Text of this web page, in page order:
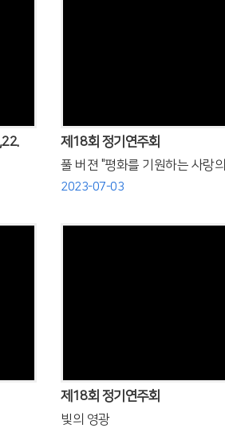
제18회 정기연주회
2023-07-03
제18회 정기연주회
빛의 영광